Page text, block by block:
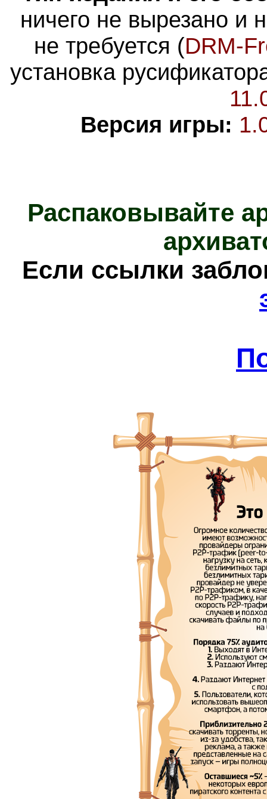
ничего не вырезано и
не требуется (DRM-
установка
Версия игры:
Распаковывайте
Если ссылки